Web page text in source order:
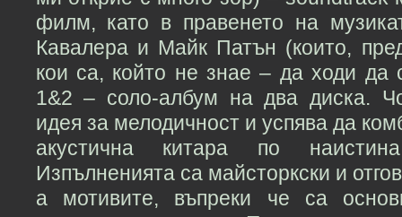
филм, като в правенето на
Кавалера и Майк Патън (които,
кои са, който не знае – да ходи да
1&2 – соло-албум на два диска.
идея за мелодичност и успява да
акустична китара по
Изпълненията са майсторкски и
а мотивите, въпреки че са